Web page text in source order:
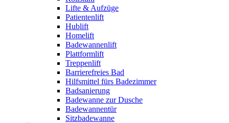
Lifte & Aufzüge
Patientenlift
Hublift
Homelift
Badewannenlift
Plattformlift
Treppenlift
Barrierefreies Bad
Hilfsmittel fürs Badezimmer
Badsanierung
Badewanne zur Dusche
Badewannentür
Sitzbadewanne